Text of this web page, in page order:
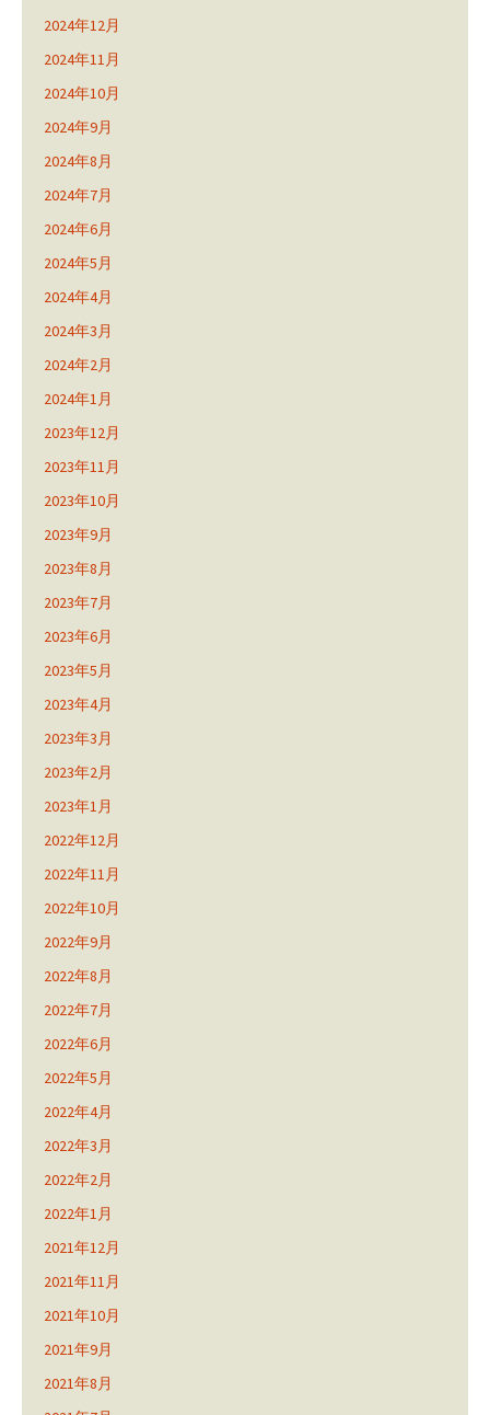
2024年12月
2024年11月
2024年10月
2024年9月
2024年8月
2024年7月
2024年6月
2024年5月
2024年4月
2024年3月
2024年2月
2024年1月
2023年12月
2023年11月
2023年10月
2023年9月
2023年8月
2023年7月
2023年6月
2023年5月
2023年4月
2023年3月
2023年2月
2023年1月
2022年12月
2022年11月
2022年10月
2022年9月
2022年8月
2022年7月
2022年6月
2022年5月
2022年4月
2022年3月
2022年2月
2022年1月
2021年12月
2021年11月
2021年10月
2021年9月
2021年8月